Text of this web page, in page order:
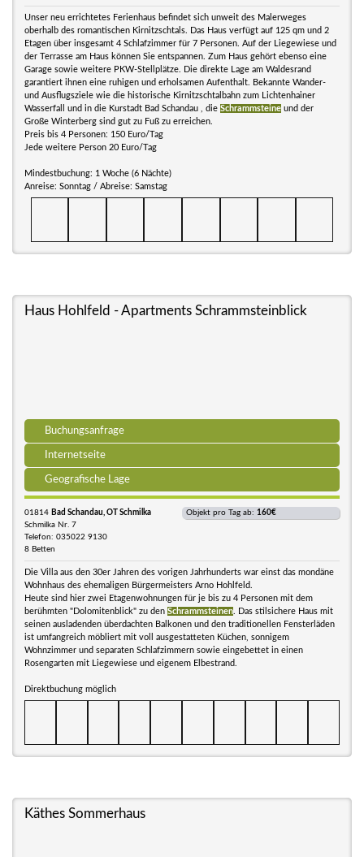
Unser neu errichtetes Ferienhaus befindet sich unweit des Malerweges
oberhalb des romantischen Kirnitzschtals. Das Haus verfügt auf 125 qm und 2
Etagen über insgesamt 4 Schlafzimmer für 7 Personen. Auf der Liegewiese und
der Terrasse am Haus können Sie entspannen. Zum Haus gehört ebenso eine
Garage sowie weitere PKW-Stellplätze. Die direkte Lage am Waldesrand
garantiert ihnen eine ruhigen und erholsamen Aufenthalt. Bekannte Wander-
und Ausflugsziele wie die historische Kirnitzschtalbahn zum Lichtenhainer
Wasserfall und in die Kurstadt Bad Schandau , die Schrammsteine und der
Große Winterberg sind gut zu Fuß zu erreichen.
Preis bis 4 Personen: 150 Euro/Tag
Jede weitere Person 20 Euro/Tag
Mindestbuchung: 1 Woche (6 Nächte)
Anreise: Sonntag / Abreise: Samstag
Haus Hohlfeld - Apartments Schrammsteinblick
Buchungsanfrage
Internetseite
Geografische Lage
01814 Bad Schandau, OT Schmilka
Schmilka Nr. 7
Telefon: 035022 9130
8 Betten
Objekt pro Tag ab: 160€
Die Villa aus den 30er Jahren des vorigen Jahrhunderts war einst das mondäne
Wohnhaus des ehemaligen Bürgermeisters Arno Hohlfeld.
Heute sind hier zwei Etagenwohnungen für je bis zu 4 Personen mit dem
berühmten "Dolomitenblick" zu den Schrammsteinen . Das stilsichere Haus mit
seinen ausladenden überdachten Balkonen und den traditionellen Fensterläden
ist umfangreich möbliert mit voll ausgestatteten Küchen, sonnigem
Wohnzimmer und separaten Schlafzimmern sowie eingebettet in einen
Rosengarten mit Liegewiese und eigenem Elbestrand.
Direktbuchung möglich
Käthes Sommerhaus